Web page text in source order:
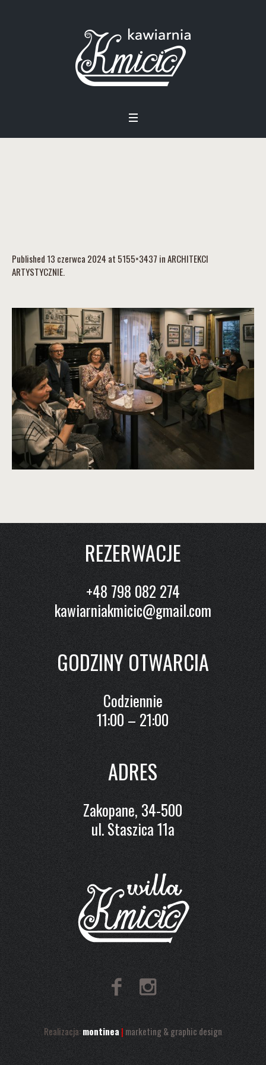
Published 13 czerwca 2024 at 5155×3437 inARCHITEKCI
ARTYSTYCZNIE.
REZERWACJE
+48 798 082 274
kawiarniakmicic@gmail.com
GODZINY OTWARCIA
Codziennie
11:00 – 21:00
ADRES
Zakopane, 34-500
ul. Staszica 11a
Realizacja:montinea| marketing & graphic design